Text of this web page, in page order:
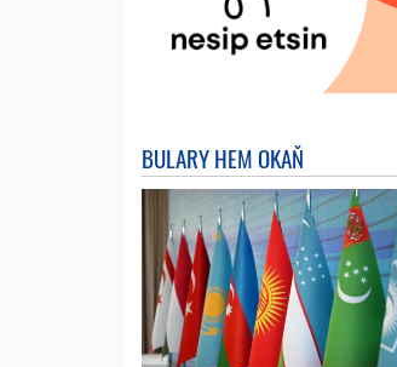
BULARY HEM OKAŇ